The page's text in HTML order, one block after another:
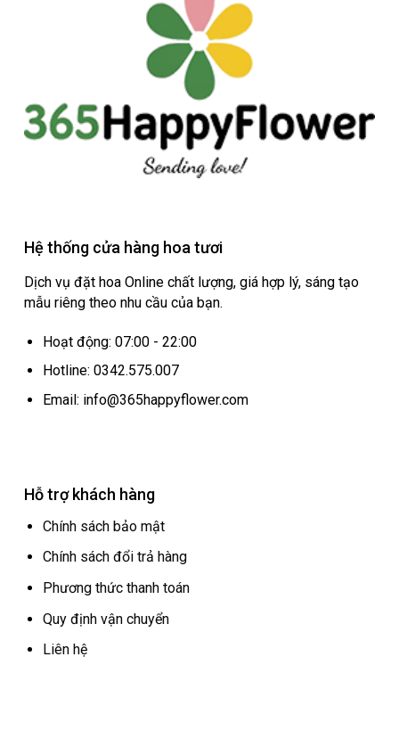
Hệ thống cửa hàng hoa tươi
Dịch vụ đặt hoa Online chất lượng, giá hợp lý, sáng tạo
mẫu riêng theo nhu cầu của bạn.
Hoạt động: 07:00 - 22:00
Hotline: 0342.575.007
Email: info@365happyflower.com
Hỗ trợ khách hàng
Chính sách bảo mật
Chính sách đổi trả hàng
Phương thức thanh toán
Quy định vận chuyển
Liên hệ